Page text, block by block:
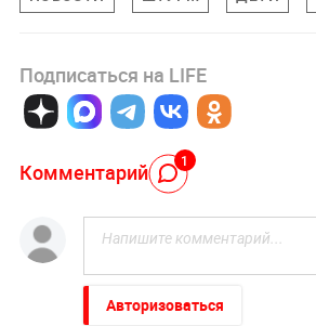
Подписаться на LIFE
Комментарий 1
Авторизоваться